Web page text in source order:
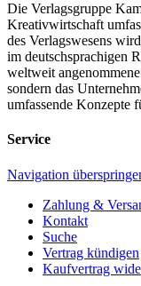
Die Verlagsgruppe
Kreativwirtschaft
des Verlagswesens
im deutschsprachigen
weltweit
sondern das
umfassende Konzepte
Service
Navigation
Zahlung &
Kontakt
Suche
Vertrag kündigen
Kaufvertrag